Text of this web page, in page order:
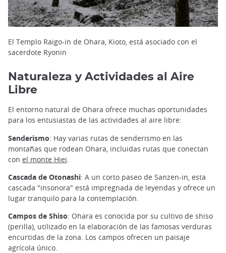
El Templo Raigo-in de Ohara, Kioto, está asociado con el
sacerdote Ryonin
Naturaleza y Actividades al Aire
Libre
El entorno natural de Ohara ofrece muchas oportunidades
para los entusiastas de las actividades al aire libre:
Senderismo: Hay varias rutas de senderismo en las
montañas que rodean Ohara, incluidas rutas que conectan
con el monte Hiei
Cascada de Otonashi: A un corto paseo de Sanzen-in, esta
cascada "insonora" está impregnada de leyendas y ofrece un
lugar tranquilo para la contemplación.
Campos de Shiso: Ohara es conocida por su cultivo de shiso
(perilla), utilizado en la elaboración de las famosas verduras
encurtidas de la zona. Los campos ofrecen un paisaje
agrícola único.